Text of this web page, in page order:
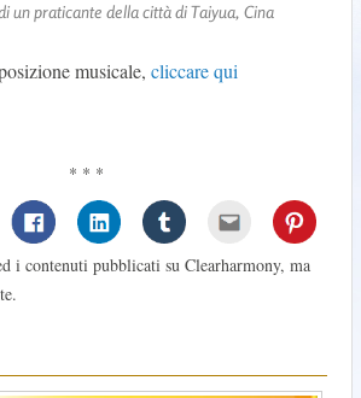
un praticante della città di Taiyua, Cina
musicale, cliccare qui
* * *
i contenuti pubblicati su Clearharmony, ma